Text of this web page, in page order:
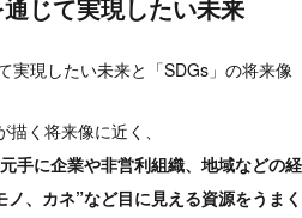
じて実現したい未来
く将来像に近く、
手に企業や非営利組織、地域などの経
、カネ”など目に見える資源をうまく